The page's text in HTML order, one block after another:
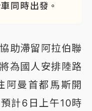
同時出發。
助滯留阿拉伯聯
為國人安排陸路
阿曼首都馬斯開
計6日上午10時